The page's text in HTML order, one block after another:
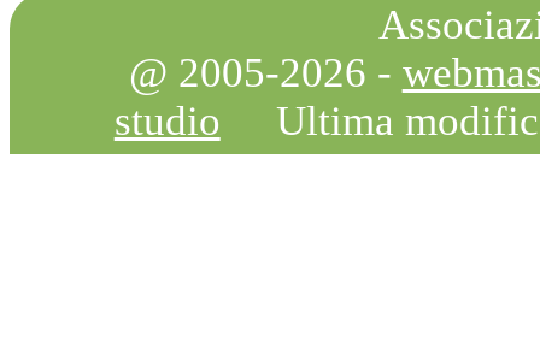
@ 2005-2026 -
studio
Ultima